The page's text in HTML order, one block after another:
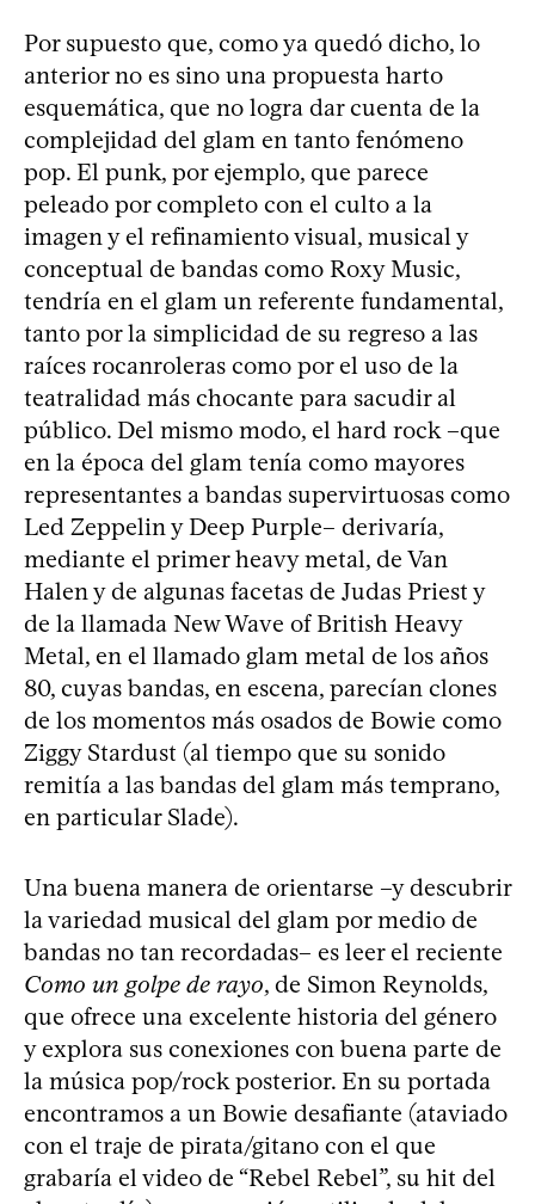
Por supuesto que, como ya quedó dicho, lo
anterior no es sino una propuesta harto
esquemática, que no logra dar cuenta de la
complejidad del glam en tanto fenómeno
pop. El punk, por ejemplo, que parece
peleado por completo con el culto a la
imagen y el refinamiento visual, musical y
conceptual de bandas como Roxy Music,
tendría en el glam un referente fundamental,
tanto por la simplicidad de su regreso a las
raíces rocanroleras como por el uso de la
teatralidad más chocante para sacudir al
público. Del mismo modo, el hard rock –que
en la época del glam tenía como mayores
representantes a bandas supervirtuosas como
Led Zeppelin y Deep Purple– derivaría,
mediante el primer heavy metal, de Van
Halen y de algunas facetas de Judas Priest y
de la llamada New Wave of British Heavy
Metal, en el llamado glam metal de los años
80, cuyas bandas, en escena, parecían clones
de los momentos más osados de Bowie como
Ziggy Stardust (al tiempo que su sonido
remitía a las bandas del glam más temprano,
en particular Slade).
Una buena manera de orientarse –y descubrir
la variedad musical del glam por medio de
bandas no tan recordadas– es leer el reciente
Como un golpe de rayo, de Simon Reynolds,
que ofrece una excelente historia del género
y explora sus conexiones con buena parte de
la música pop/rock posterior. En su portada
encontramos a un Bowie desafiante (ataviado
con el traje de pirata/gitano con el que
grabaría el video de “Rebel Rebel”, su hit del